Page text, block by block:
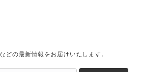
どの最新情報をお届けいたします。